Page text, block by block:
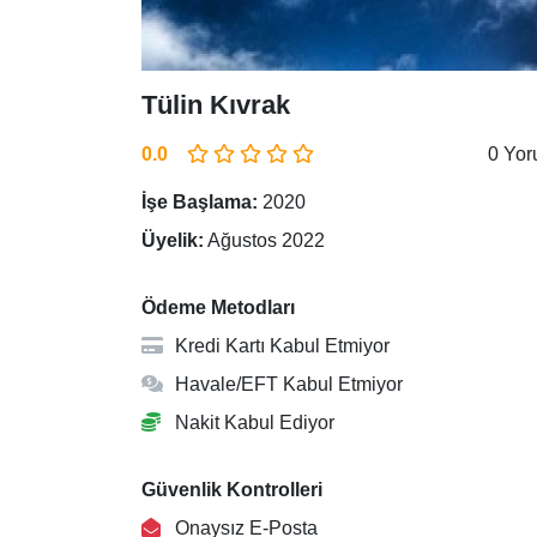
Tülin Kıvrak
0.0 0
İşe Başlama: 2020
Üyelik: Ağustos 2022
Ödeme Metodları
Kredi Kartı Kabul Etmiyor
Havale/EFT Kabul Etmiyor
Nakit Kabul Ediyor
Güvenlik Kontrolleri
Onaysız E-Posta